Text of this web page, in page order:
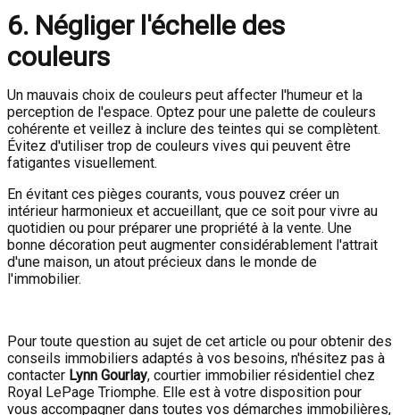
6. Négliger l'échelle des
couleurs
Un mauvais choix de couleurs peut affecter l'humeur et la
perception de l'espace. Optez pour une palette de couleurs
cohérente et veillez à inclure des teintes qui se complètent.
Évitez d'utiliser trop de couleurs vives qui peuvent être
fatigantes visuellement.
En évitant ces pièges courants, vous pouvez créer un
intérieur harmonieux et accueillant, que ce soit pour vivre au
quotidien ou pour préparer une propriété à la vente. Une
bonne décoration peut augmenter considérablement l'attrait
d'une maison, un atout précieux dans le monde de
l'immobilier.
Pour toute question au sujet de cet article ou pour obtenir des
conseils immobiliers adaptés à vos besoins, n'hésitez pas à
contacter Lynn Gourlay, courtier immobilier résidentiel chez
Royal LePage Triomphe. Elle est à votre disposition pour
vous accompagner dans toutes vos démarches immobilières,